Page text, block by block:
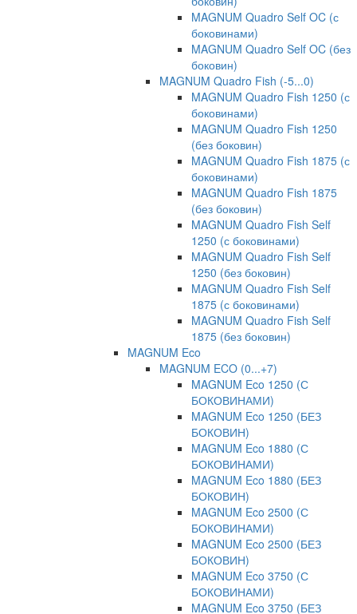
MAGNUM Quadro Self OC (с
боковинами)
MAGNUM Quadro Self OC (без
боковин)
MAGNUM Quadro Fish (-5...0)
MAGNUM Quadro Fish 1250 (с
боковинами)
MAGNUM Quadro Fish 1250
(без боковин)
MAGNUM Quadro Fish 1875 (с
боковинами)
MAGNUM Quadro Fish 1875
(без боковин)
MAGNUM Quadro Fish Self
1250 (с боковинами)
MAGNUM Quadro Fish Self
1250 (без боковин)
MAGNUM Quadro Fish Self
1875 (с боковинами)
MAGNUM Quadro Fish Self
1875 (без боковин)
MAGNUM Eco
MAGNUM ECO (0...+7)
MAGNUM Eco 1250 (С
БОКОВИНАМИ)
MAGNUM Eco 1250 (БЕЗ
БОКОВИН)
MAGNUM Eco 1880 (С
БОКОВИНАМИ)
MAGNUM Eco 1880 (БЕЗ
БОКОВИН)
MAGNUM Eco 2500 (С
БОКОВИНАМИ)
MAGNUM Eco 2500 (БЕЗ
БОКОВИН)
MAGNUM Eco 3750 (С
БОКОВИНАМИ)
MAGNUM Eco 3750 (БЕЗ